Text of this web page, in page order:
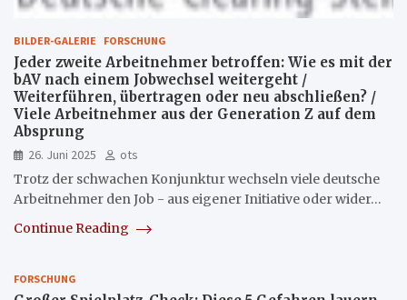
BILDER-GALERIE FORSCHUNG
Jeder zweite Arbeitnehmer betroffen: Wie es mit der
bAV nach einem Jobwechsel weitergeht /
Weiterführen, übertragen oder neu abschließen? /
Viele Arbeitnehmer aus der Generation Z auf dem
Absprung
26. Juni 2025
ots
Trotz der schwachen Konjunktur wechseln viele deutsche
Arbeitnehmer den Job - aus eigener Initiative oder wider…
Continue Reading
FORSCHUNG